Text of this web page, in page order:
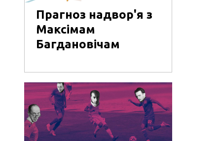
Прагноз надвор'я з
Максімам
Багдановічам